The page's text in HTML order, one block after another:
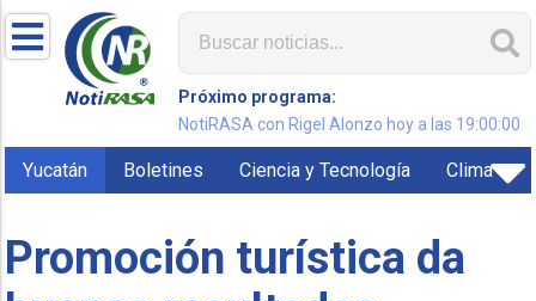
Próximo programa:
NotiRASA con Rigel Alonzo hoy a las 19:00:00
Yucatán Boletines Ciencia y Tecnología Clima
Promoción turística da